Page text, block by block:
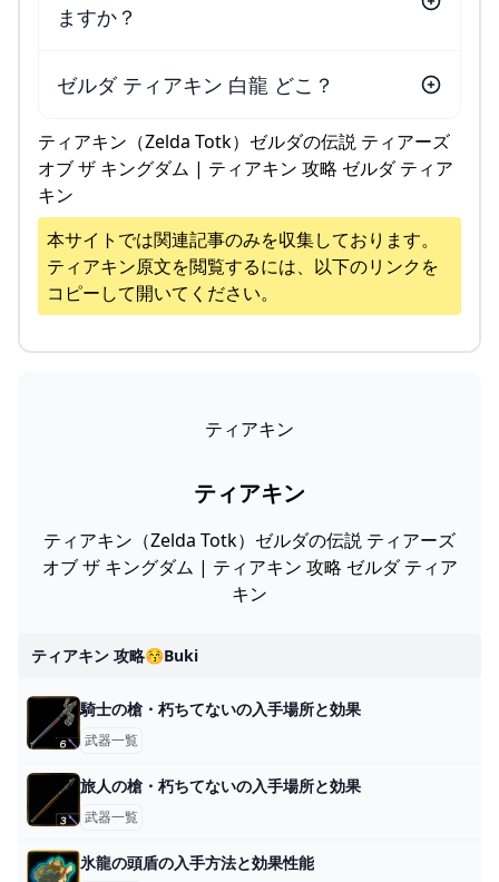
ますか？
ゼルダ ティアキン 白龍 どこ？
ティアキン（Zelda Totk）ゼルダの伝説 ティアーズ
オブ ザ キングダム | ティアキン 攻略 ゼルダ ティア
キン
本サイトでは関連記事のみを収集しております。
ティアキン原文を閲覧するには、以下のリンクを
コピーして開いてください。
ティアキン
ティアキン
ティアキン（Zelda Totk）ゼルダの伝説 ティアーズ
オブ ザ キングダム | ティアキン 攻略 ゼルダ ティア
キン
ティアキン 攻略😚buki
騎士の槍・朽ちてないの入手場所と効果
武器一覧
旅人の槍・朽ちてないの入手場所と効果
武器一覧
氷龍の頭盾の入手方法と効果性能